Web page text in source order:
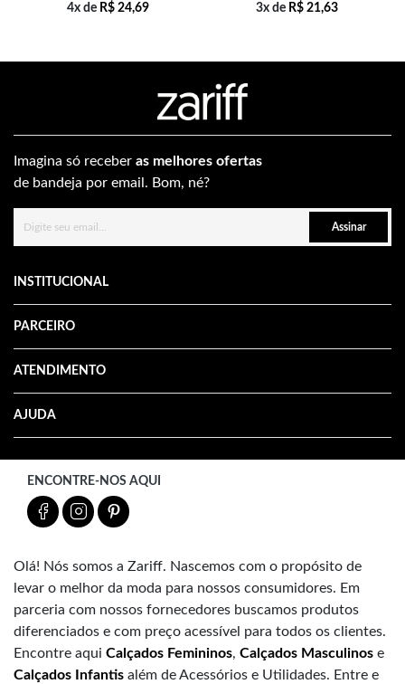
4x de R$ 24,69 3x de R$ 21,63
Imagina só receber as melhores ofertas
de bandeja por email. Bom, né?
Assinar
INSTITUCIONAL
PARCEIRO
ATENDIMENTO
AJUDA
ENCONTRE-NOS AQUI
Olá! Nós somos a Zariff. Nascemos com o propósito de
levar o melhor da moda para nossos consumidores. Em
parceria com nossos fornecedores buscamos produtos
diferenciados e com preço acessível para todos os clientes.
Encontre aqui Calçados Femininos, Calçados Masculinos e
Calçados Infantis além de Acessórios e Utilidades. Entre e